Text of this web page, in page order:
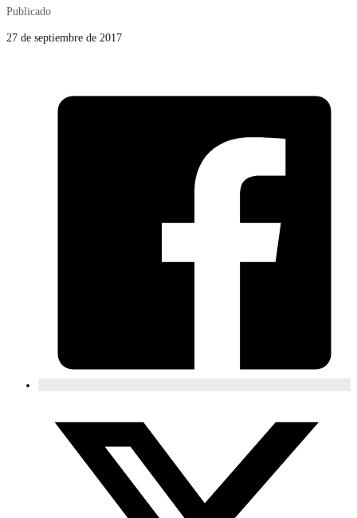
Publicado
27 de septiembre de 2017